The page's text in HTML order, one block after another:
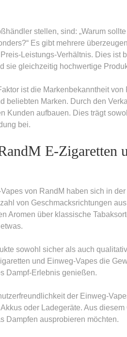
stellen, sind: „Warum
Es gibt mehrere
Leistungs-Verhältnis. Dies ist
sie gleichzeitig hochwertige
ist die Markenbekanntheit
beliebten Marken. Durch den
Kunden aufbauen. Dies trägt
bei.
E-Zigaretten
von RandM haben sich in
von Geschmacksrichtungen
Aromen über klassische
sowohl sicher als auch
und Einweg-Vapes die
Dampf-Erlebnis genießen.
der Einweg-
oder Ladegeräte. Aus
Dampfen ausprobieren möchten.